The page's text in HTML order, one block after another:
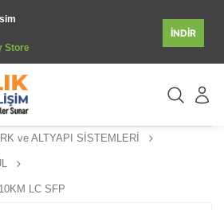
Store
İNDİR
ve ALTYAPI SİSTEMLERİ
LC SFP